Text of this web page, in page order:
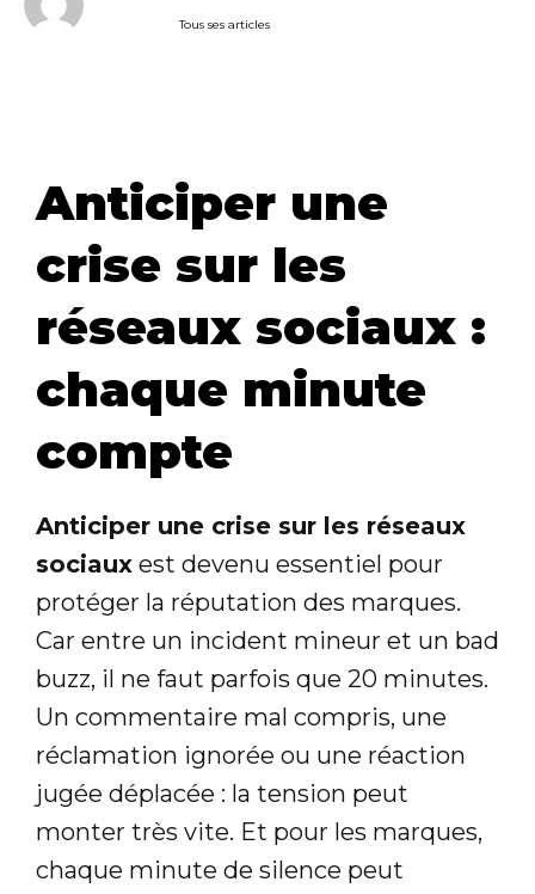
Tous ses articles
Anticiper une
crise sur les
réseaux sociaux :
chaque minute
compte
Anticiper une crise sur les réseaux
sociaux est devenu essentiel pour
protéger la réputation des marques.
Car entre un incident mineur et un bad
buzz, il ne faut parfois que 20 minutes.
Un commentaire mal compris, une
réclamation ignorée ou une réaction
jugée déplacée : la tension peut
monter très vite. Et pour les marques,
chaque minute de silence peut